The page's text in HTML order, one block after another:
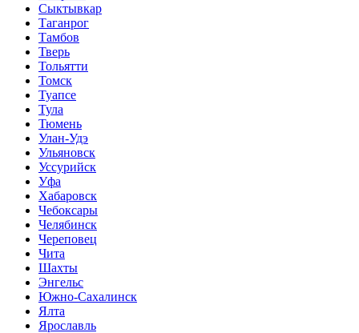
Сыктывкар
Таганрог
Тамбов
Тверь
Тольятти
Томск
Туапсе
Тула
Тюмень
Улан-Удэ
Ульяновск
Уссурийск
Уфа
Хабаровск
Чебоксары
Челябинск
Череповец
Чита
Шахты
Энгельс
Южно-Сахалинск
Ялта
Ярославль